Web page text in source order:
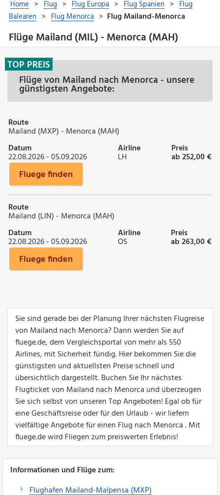
Flüge Mailand (MIL) - Menorca (MAH)
Flüge von Mailand nach Menorca - unsere
günstigsten Angebote:
TOP PREIS
Route
Mailand (MXP) - Menorca (MAH)
Datum
22.08.2026 - 05.09.2026
Airline
LH
Preis
ab 252,00 €
Fluege finden
Route
Mailand (LIN) - Menorca (MAH)
Datum
22.08.2026 - 05.09.2026
Airline
OS
Preis
ab 263,00 €
Fluege finden
Sie sind gerade bei der Planung Ihrer nächsten Flugreise
von Mailand nach Menorca? Dann werden Sie auf
fluege.de, dem Vergleichsportal von mehr als 550
Airlines, mit Sicherheit fündig. Hier bekommen Sie die
günstigsten und aktuellsten Preise schnell und
übersichtlich dargestellt. Buchen Sie Ihr nächstes
Flugticket von Mailand nach Menorca und überzeugen
Sie sich selbst von unseren Top Angeboten! Egal ob für
eine Geschäftsreise oder für den Urlaub - wir liefern
vielfältige Angebote für einen Flug nach Menorca . Mit
fluege.de wird Fliegen zum preiswerten Erlebnis!
Informationen und Flüge zum:
Flughafen Mailand-Malpensa (MXP)